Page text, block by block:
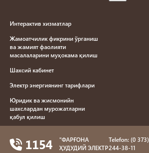
Интерактив хизматлар
Жамоатчилик фикрини ўрганиш
ва жамият фаолияти
масалаларини муҳокама қилиш
Шахсий кабинет
Электр энергиянинг тарифлари
Юридик ва жисмонийн
шахслардан мурожатларни
қабул қилиш
бериш намунавий шартномаси
1154
"ФAРҒОНA
ҲУДУДИЙ ЭЛЕКТР
Telefon: (0 373)
244-38-11